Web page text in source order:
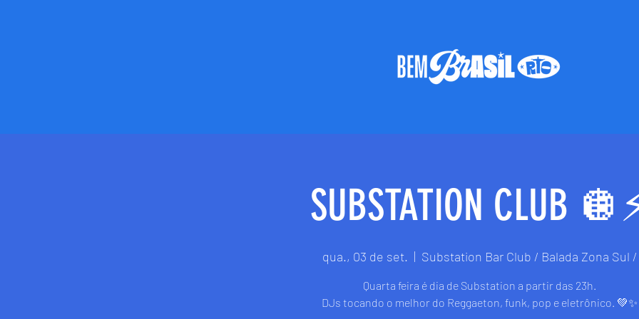
SUBSTATION CLUB
qua., 03 de set.
  |
Substation Bar Club / Balada Zona Sul /
Quarta feira é dia de Substation a partir das 23h.
DJs tocando o melhor do Reggaeton, funk, pop e eletrônico. 💚✨